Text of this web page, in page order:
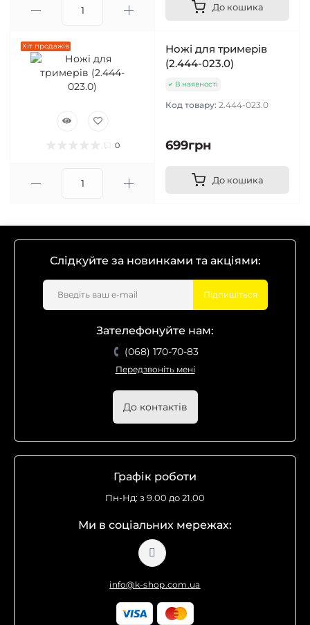
До кошика
Хіт продажів
0
Ножі для тримерів
(2.444-023.0)
В наявності
Код товару: 2.444-023.0
699грн
До кошика
Слідкуйте за новинками та акціями:
Підпишіться
Зателефонуйте нам:
(068) 170-70-83
Передзвоніть мені
До контактів
Графік роботи
Пн-Нд: з 9.00 до 21.00
Ми в соціальних мережах:
info@k-shop.com.ua